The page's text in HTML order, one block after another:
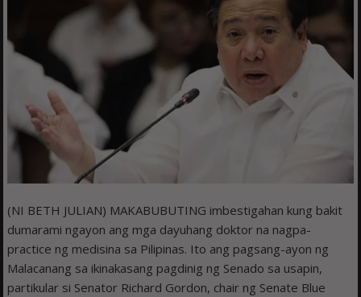
(NI BETH JULIAN) MAKABUBUTING imbestigahan kung bakit
dumarami ngayon ang mga dayuhang doktor na nagpa-
practice ng medisina sa Pilipinas. Ito ang pagsang-ayon ng
Malacanang sa ikinakasang pagdinig ng Senado sa usapin,
partikular si Senator Richard Gordon, chair ng Senate Blue